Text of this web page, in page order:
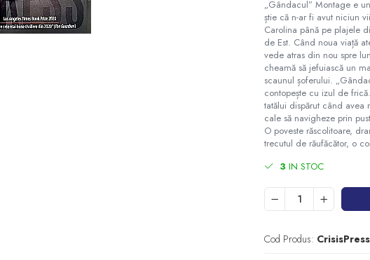
„Gândacul” Montage e
știe că n-ar fi avut niciun
Carolina până pe plajele
de Est. Când noua viață
vede atras din nou spre
cheamă să jefuiască un
scaunul șoferului.
contopește cu izul de
tatălui dispărut când avea
cale să navigheze prin
O poveste răscolitoare,
trecutul de răufăcător, o
3 IN STOC
Cod Produs: